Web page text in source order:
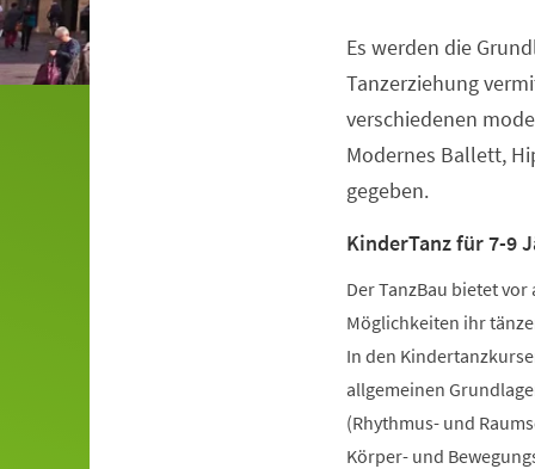
Es werden die
Tanzerziehung
verschiedenen
Modernes Ballett,
gegeben.
KinderTanz für 7-9
Der TanzBau bietet
Möglichkeiten ihr
In den
allgemeinen
(Rhythmus- und
Körper- und